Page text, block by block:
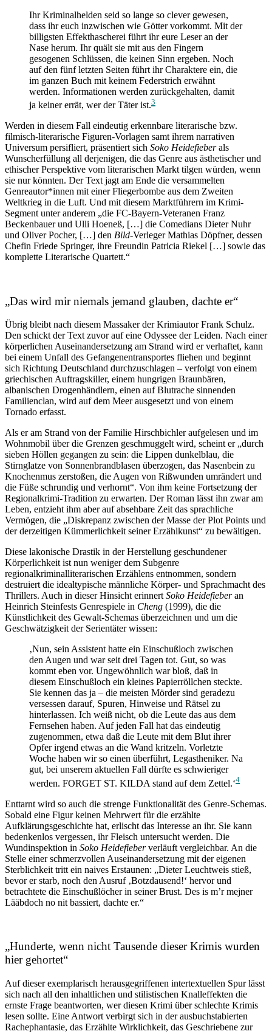
Ihr Kriminalhelden seid so lange so clever gewesen,
dass ihr euch inzwischen wie Götter vorkommt. Mit der
billigsten Effekthascherei führt ihr eure Leser an der
Nase herum. Ihr quält sie mit aus den Fingern
gesogenen Schlüssen, die keinen Sinn ergeben. Noch
auf den fünf letzten Seiten führt ihr Charaktere ein, die
im ganzen Buch mit keinem Federstrich erwähnt
werden. Informationen werden zurückgehalten, damit
ja keiner errät, wer der Täter ist.3
Werden in diesem Fall eindeutig erkennbare literarische bzw.
filmisch-literarische Figuren-Vorlagen samt ihrem narrativen
Universum persifliert, präsentiert sich Soko Heidefieberals
Wunscherfüllung all derjenigen, die das Genre aus ästhetischer und
ethischer Perspektive vom literarischen Markt tilgen würden, wenn
sie nur könnten. Der Text jagt am Ende die versammelten
Genreautor*innen mit einer Fliegerbombe aus dem Zweiten
Weltkrieg in die Luft. Und mit diesem Marktführern im Krimi-
Segment unter anderem „die FC-Bayern-Veteranen Franz
Beckenbauer und Ulli Hoeneß, […] die Comedians Dieter Nuhr
und Oliver Pocher, […] den Bild-Verleger Mathias Döpfner, dessen
Chefin Friede Springer, ihre Freundin Patricia Riekel […] sowie das
komplette Literarische Quartett.“
„Das wird mir niemals jemand glauben, dachte er“
Übrig bleibt nach diesem Massaker der Krimiautor Frank Schulz.
Den schickt der Text zuvor auf eine Odyssee der Leiden. Nach einer
körperlichen Auseinandersetzung am Strand wird er verhaftet, kann
bei einem Unfall des Gefangenentransportes fliehen und beginnt
sich Richtung Deutschland durchzuschlagen – verfolgt von einem
griechischen Auftragskiller, einem hungrigen Braunbären,
albanischen Drogenhändlern, einen auf Blutrache sinnenden
Familienclan, wird auf dem Meer ausgesetzt und von einem
Tornado erfasst.
Als er am Strand von der Familie Hirschbichler aufgelesen und im
Wohnmobil über die Grenzen geschmuggelt wird, scheint er „durch
sieben Höllen gegangen zu sein: die Lippen dunkelblau, die
Stirnglatze von Sonnenbrandblasen überzogen, das Nasenbein zu
Knochenmus zerstoßen, die Augen von Rißwunden umrändert und
die Füße schrundig und verhornt“. Von ihm keine Fortsetzung der
Regionalkrimi-Tradition zu erwarten. Der Roman lässt ihn zwar am
Leben, entzieht ihm aber auf absehbare Zeit das sprachliche
Vermögen, die „Diskrepanz zwischen der Masse der Plot Points und
der derzeitigen Kümmerlichkeit seiner Erzählkunst“ zu bewältigen.
Diese lakonische Drastik in der Herstellung geschundener
Körperlichkeit ist nun weniger dem Subgenre
regionalkriminalliterarischen Erzählens entnommen, sondern
destruiert die idealtypische männliche Körper- und Sprachmacht des
Thrillers. Auch in dieser Hinsicht erinnert Soko Heidefieberan
Heinrich Steinfests Genrespiele in Cheng (1999), die die
Künstlichkeit des Gewalt-Schemas überzeichnen und um die
Geschwätzigkeit der Serientäter wissen:
‚Nun, sein Assistent hatte ein Einschußloch zwischen
den Augen und war seit drei Tagen tot. Gut, so was
kommt eben vor. Ungewöhnlich war bloß, daß in
diesem Einschußloch ein kleines Papierröllchen steckte.
Sie kennen das ja – die meisten Mörder sind geradezu
versessen darauf, Spuren, Hinweise und Rätsel zu
hinterlassen. Ich weiß nicht, ob die Leute das aus dem
Fernsehen haben. Auf jeden Fall hat das eindeutig
zugenommen, etwa daß die Leute mit dem Blut ihrer
Opfer irgend etwas an die Wand kritzeln. Vorletzte
Woche haben wir so einen überführt, Legastheniker. Na
gut, bei unserem aktuellen Fall dürfte es schwieriger
werden. FORGET ST. KILDA stand auf dem Zettel.‘4
Enttarnt wird so auch die strenge Funktionalität des Genre-Schemas.
Sobald eine Figur keinen Mehrwert für die erzählte
Aufklärungsgeschichte hat, erlischt das Interesse an ihr. Sie kann
bedenkenlos vergessen, ihr Fleisch untersucht werden. Die
Wundinspektion in Soko Heidefieberverläuft vergleichbar. An die
Stelle einer schmerzvollen Auseinandersetzung mit der eigenen
Sterblichkeit tritt ein naives Erstaunen: „Dieter Leuchtweis stieß,
bevor er starb, noch den Ausruf ‚Botzdausend!‘ hervor und
betrachtete die Einschußlöcher in seiner Brust. Des is m’r mejner
Lääbdoch no nit bassiert, dachte er.“
„Hunderte, wenn nicht Tausende dieser Krimis wurden
hier gehortet“
Auf dieser exemplarisch herausgegriffenen intertextuellen Spur lässt
sich nach all den inhaltlichen und stilistischen Knalleffekten die
ernste Frage beantworten, wer diesen Krimi über schlechte Krimis
lesen sollte. Eine Antwort verbirgt sich in der ausbuchstabierten
Rachephantasie, das Erzählte Wirklichkeit, das Geschriebene zur